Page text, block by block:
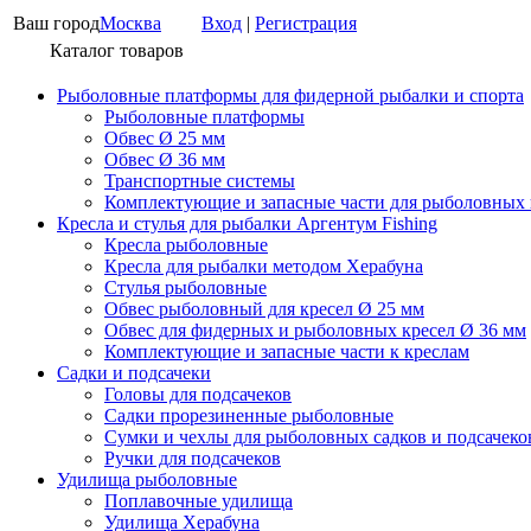
Ваш городМосква Вход | Регистрация
Каталог товаров
Рыболовные платформы для фидерной рыбалки и спорта
Рыболовные платформы
Обвес Ø 25 мм
Обвес Ø 36 мм
Транспортные системы
Комплектующие и запасные части для рыболовных
Кресла и стулья для рыбалки Аргентум Fishing
Кресла рыболовные
Кресла для рыбалки методом Херабуна
Стулья рыболовные
Обвес рыболовный для кресел Ø 25 мм
Обвес для фидерных и рыболовных кресел Ø 36 мм
Комплектующие и запасные части к креслам
Садки и подсачеки
Головы для подсачеков
Садки прорезиненные рыболовные
Сумки и чехлы для рыболовных садков и
Ручки для подсачеков
Удилища рыболовные
Поплавочные удилища
Удилища Херабуна